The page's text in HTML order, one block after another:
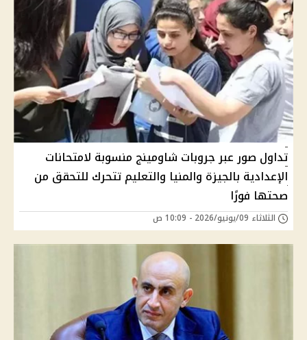
تداول صور عبر جروبات شاومينج منسوبة لامتحانات
الإعدادية بالجيزة والمنيا والتعليم تتحرك للتحقق من
صحتها فورًا
الثلاثاء 09/يونيو/2026 - 10:09 ص